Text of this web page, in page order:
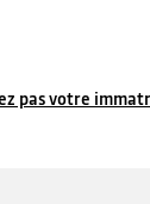
pas votre